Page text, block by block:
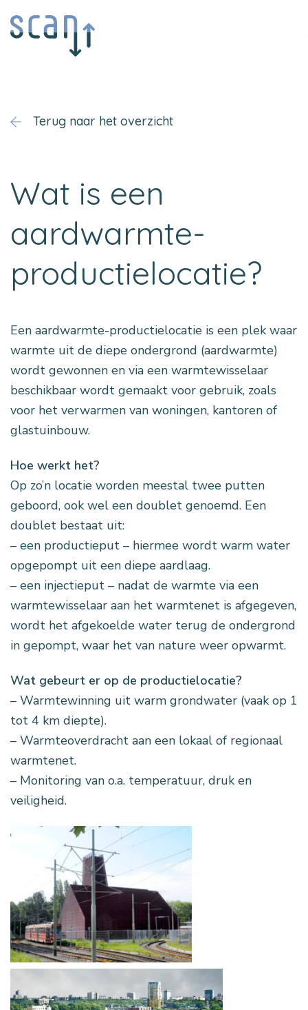
Terug naar het overzicht
Wat is een
aardwarmte-
productielocatie?
Een aardwarmte-productielocatie is een plek waar
warmte uit de diepe ondergrond (aardwarmte)
wordt gewonnen en via een warmtewisselaar
beschikbaar wordt gemaakt voor gebruik, zoals
voor het verwarmen van woningen, kantoren of
glastuinbouw.
Hoe werkt het?
Op zo’n locatie worden meestal twee putten
geboord, ook wel een doublet genoemd. Een
doublet bestaat uit:
– een productieput – hiermee wordt warm water
opgepompt uit een diepe aardlaag.
– een injectieput – nadat de warmte via een
warmtewisselaar aan het warmtenet is afgegeven,
wordt het afgekoelde water terug de ondergrond
in gepompt, waar het van nature weer opwarmt.
Wat gebeurt er op de productielocatie?
– Warmtewinning uit warm grondwater (vaak op 1
tot 4 km diepte).
– Warmteoverdracht aan een lokaal of regionaal
warmtenet.
– Monitoring van o.a. temperatuur, druk en
veiligheid.